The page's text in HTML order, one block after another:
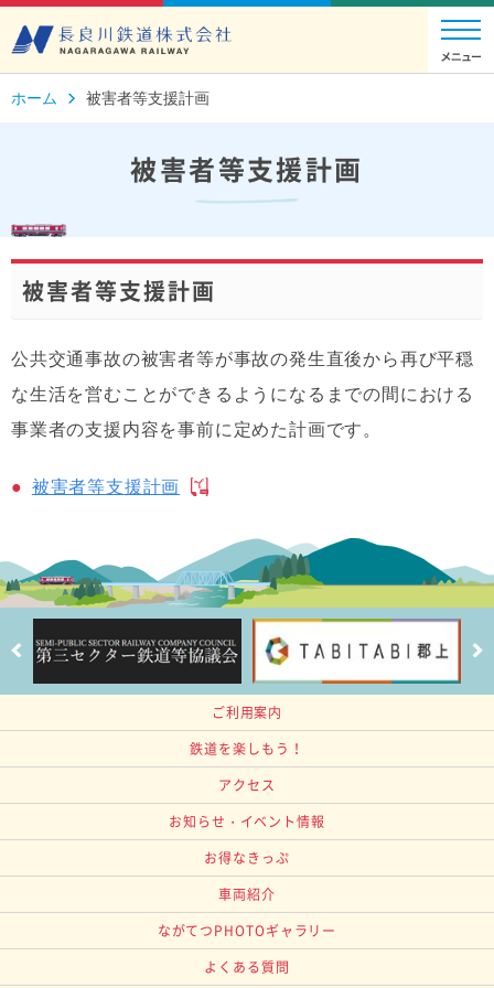
ホーム 被害者等支援計画
被害者等支援計画
被害者等支援計画
公共交通事故の被害者等が事故の発生直後から再び平穏
な生活を営むことができるようになるまでの間における
事業者の支援内容を事前に定めた計画です。
被害者等支援計画
ご利用案内
鉄道を楽しもう！
アクセス
お知らせ・イベント情報
お得なきっぷ
車両紹介
ながてつPHOTOギャラリー
よくある質問